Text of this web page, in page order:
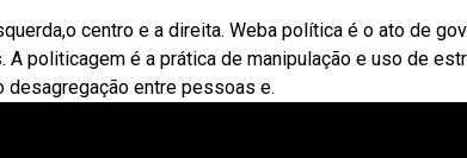
centro e a direita. Weba política é o ato de
politicagem é a prática de manipulação e uso de
entre pessoas e.